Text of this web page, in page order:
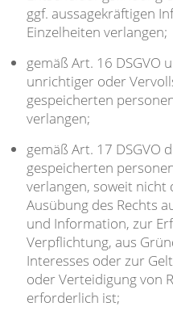
ggf. aussagekräftigen
Einzelheiten verlangen;
gemäß Art. 16 DSGVO
unrichtiger oder
gespeicherten
verlangen;
gemäß Art. 17 DSGVO
gespeicherten
verlangen, soweit
Ausübung des Rechts
und Information, zur
Verpflichtung, aus
Interesses oder zur
oder Verteidigung von
erforderlich ist;